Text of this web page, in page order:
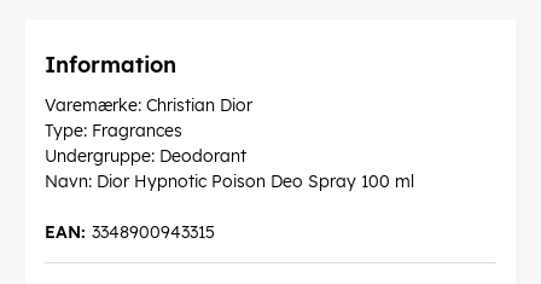
Information
Varemærke: Christian Dior
Type: Fragrances
Undergruppe: Deodorant
Navn: Dior Hypnotic Poison Deo Spray 100 ml
3348900943315
EAN: